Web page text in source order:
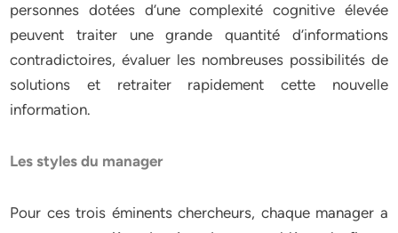
personnes dotées d’une complexité cognitive élevée
peuvent traiter une grande quantité d’informations
contradictoires, évaluer les nombreuses possibilités de
solutions et retraiter rapidement cette nouvelle
information.
Les styles du manager
Pour ces trois éminents chercheurs, chaque manager a